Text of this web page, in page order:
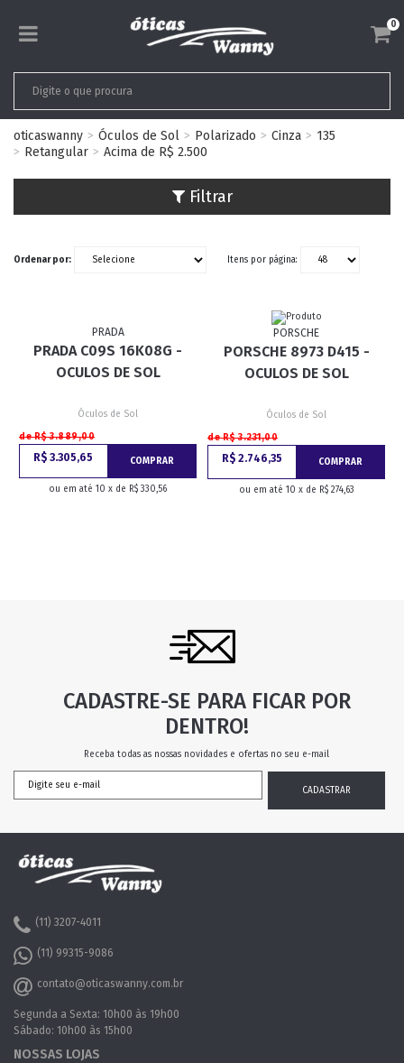
0
oticaswanny Óculos de Sol Polarizado Cinza
135
Retangular
Acima de R$ 2.500
Filtrar
Ordenar por: Itens por página:
PRADA
PRADA C09S 16K08G -
OCULOS DE SOL
Óculos de Sol
de R$ 3.889,00
R$ 3.305,65 COMPRAR
ou em até 10 x de R$ 330,56
PORSCHE
PORSCHE 8973 D415 -
OCULOS DE SOL
Óculos de Sol
de R$ 3.231,00
R$ 2.746,35 COMPRAR
ou em até 10 x de R$ 274,63
CADASTRE-SE PARA FICAR POR
DENTRO!
Receba todas as nossas novidades e ofertas no seu e-mail
(11) 3207-4011
(11) 99315-9086
contato@oticaswanny.com.br
Segunda a Sexta: 10h00 às 19h00
Sábado: 10h00 às 15h00
NOSSAS LOJAS